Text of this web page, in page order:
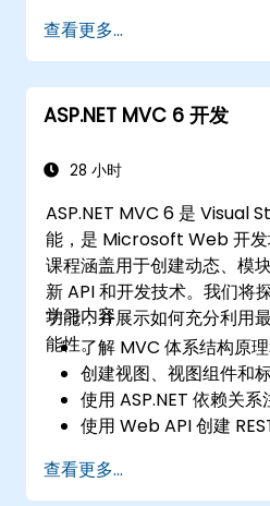
查看更多...
ASP.NET MVC 6 开发
28 小时
ASP.NET MVC 6 是 Visual
能，是 Microsoft Web 开发
课程涵盖用于创建动态、模
新 API 和开发技术。我们将
功能，并展示如何充分利用
能性。
学习内容
了解 MVC 体系结构原
创建视图、视图组件和
使用 ASP.NET 依赖关系
使用 Web API 创建
创建单页应用程序 （SPA
查看更多...